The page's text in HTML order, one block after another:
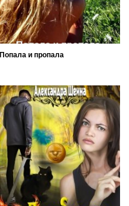
Попала и пропала